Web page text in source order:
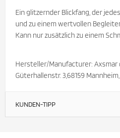
Ein glitzernder Blickfang, der
und zu einem wertvollen
Kann nur zusätzlich zu einem
Hersteller/Manufacturer: Axsmar
Güterhallenstr. 3,68159
KUNDEN-TIPP